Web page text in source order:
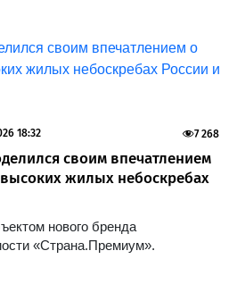
своим впечатлением
жилых небоскребах
нового бренда
«Страна.Премиум».
7 268
18:32